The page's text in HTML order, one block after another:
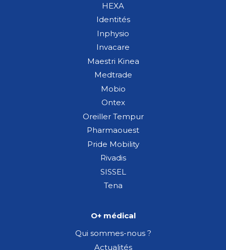
HEXA
Identités
Inphysio
Invacare
Maestri Kinea
Medtrade
Mobio
Ontex
Oreiller Tempur
Pharmaouest
Pride Mobility
Rivadis
SISSEL
Tena
O+ médical
Qui sommes-nous ?
Actualités